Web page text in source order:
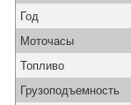
Год
Моточасы
Топливо
Грузоподъемность